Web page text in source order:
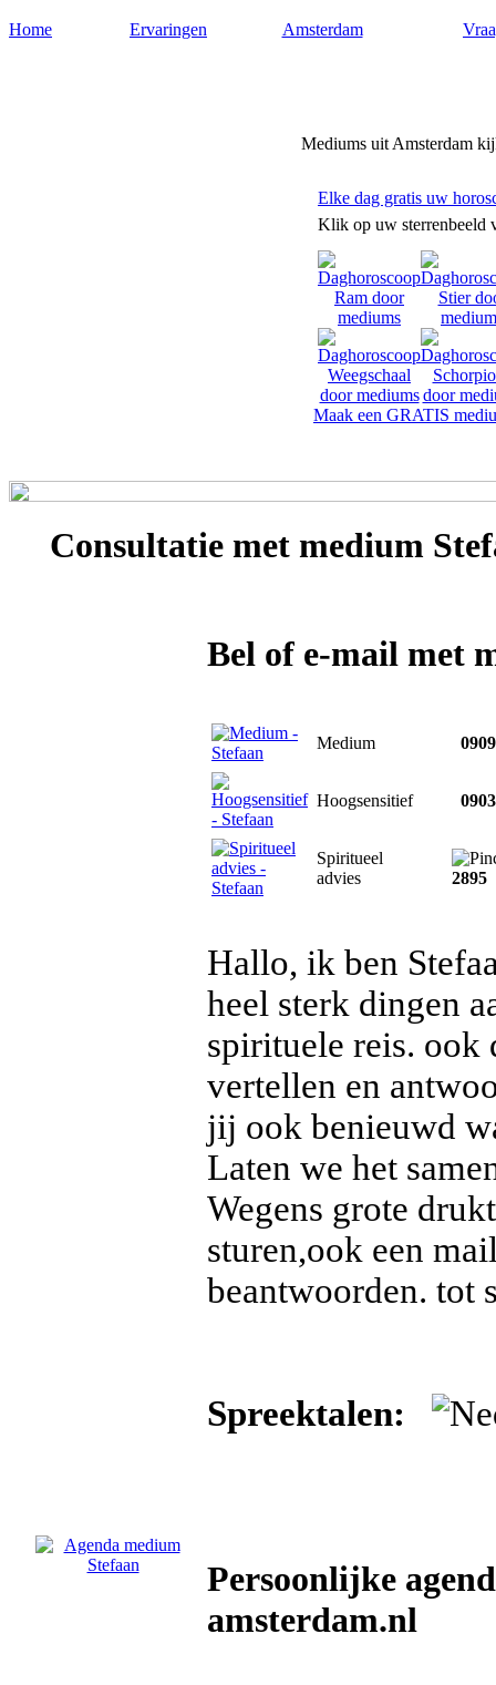
Home Ervaringen Amsterdam
Mediums uit Amsterdam
Elke dag gratis uw
Klik op uw sterrenbeeld
Maak een GRATIS
Consultatie met medium
Bel of e-mail met
Medium
Hoogsensitief
Spiritueel
advies
2895
Hallo, ik ben
heel sterk dingen
spirituele reis. ook
vertellen en
jij ook benieuwd
Laten we het
Wegens grote
sturen,ook een
beantwoorden. tot
Spreektalen:
Persoonlijke
amsterdam.nl